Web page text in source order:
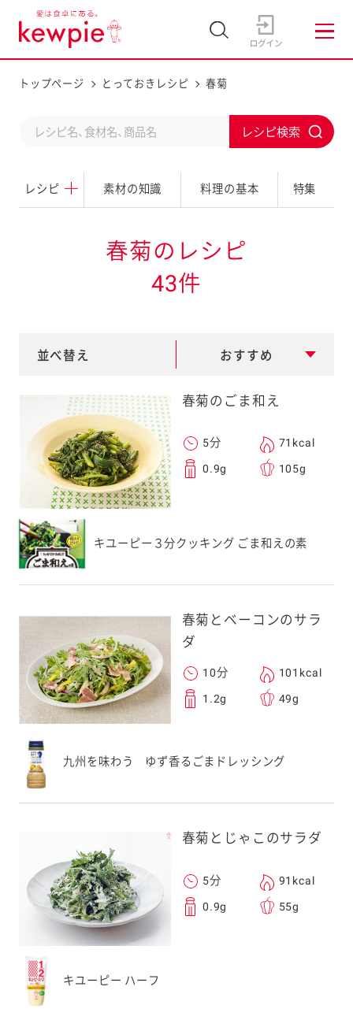
トップページ とっておきレシピ 春菊
レシピ 素材の知識 料理の基本 特集
d
b
i
t
春菊のレシピ
43件
並べ替え おすすめ
春菊のごま和え
5分 71kcal
0.9g 105g
キユーピー３分クッキング ごま和えの素
春菊とベーコンのサラ
ダ
10分 101kcal
1.2g 49g
九州を味わう ゆず香るごまドレッシング
春菊とじゃこのサラダ
5分 91kcal
0.9g 55g
キユーピー ハーフ